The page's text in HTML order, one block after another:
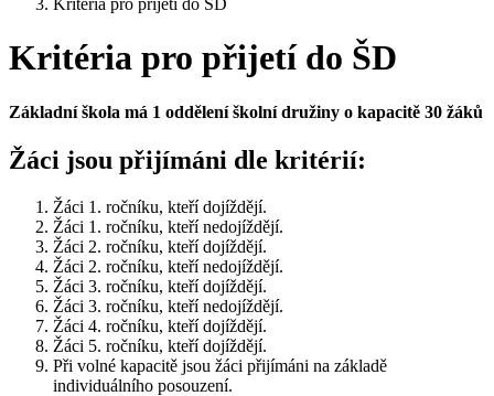
Kritéria pro přijetí do ŠD
Základní škola má 1 oddělení školní družiny o kapacitě 30 žáků
Žáci jsou přijímáni dle kritérií:
Žáci 1. ročníku, kteří dojíždějí.
Žáci 1. ročníku, kteří nedojíždějí.
Žáci 2. ročníku, kteří dojíždějí.
Žáci 2. ročníku, kteří nedojíždějí.
Žáci 3. ročníku, kteří dojíždějí.
Žáci 3. ročníku, kteří nedojíždějí.
Žáci 4. ročníku, kteří dojíždějí.
Žáci 5. ročníku, kteří dojíždějí.
Při volné kapacitě jsou žáci přijímáni na základě
individuálního posouzení.